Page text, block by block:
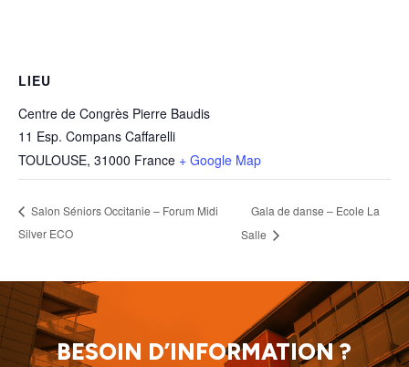
LIEU
Centre de Congrès Pierre Baudis
11 Esp. Compans Caffarelli
TOULOUSE, 31000 France + Google Map
Salon Séniors Occitanie – Forum Midi
Silver ECO
Gala de danse – Ecole La
Salle
BESOIN D’INFORMATION ?